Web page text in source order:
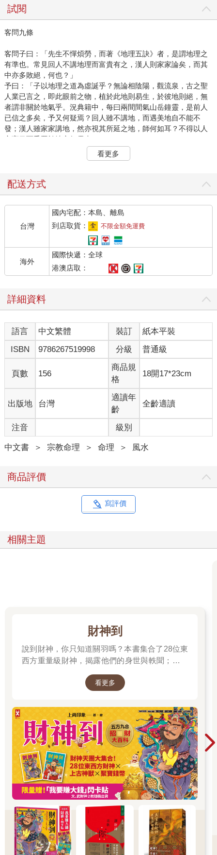
試閱
客問九條
客問子曰：「先生不憚煩勞，而著《地理五訣》者，是謂地理之
有準也。常見回人不講地理而富貴有之，漢人則家家論矣，而其
中亦多敗絕，何也？」
予曰：「子以地理之道為虛誕乎？無論相陰陽，觀流泉，古之聖
人業已言之，即此眼前之物，植於此地則易生，於彼地則絕，無
者謂非關於地氣乎。況典籍中，每曰兩間間氣山岳鐘靈，是前人
已信之多矣，予又何疑焉？回人雖不講地，而遇美地自不能不
發；漢人雖家家講地，然亦視其所延之地，師何如耳？不得以人
之盲目而委罪於地之無靈也。」
客曰：「信如先生言，則地理有準矣，富貴可求矣。則凡欲求大
富貴者，尋一大地以葬先靈，富貴即可操券而得乎？」
奇形怪穴、鬼神呵護，以待有德，非人力可求也。」
何必問地之吉凶乎？」
予曰：「子之言固是也，若夫既業地理之學而欲行道於時，則當
隨地大小為人造福。若亦曰『陰地不如心地』，則人又焉用彼為
客曰：「穿山透地、納甲挨星、巒頭理氣之法，前人多津津言
之。而先生獨不論及，豈前人之妄言而實無其理乎？」
予曰：「理之有無，予實不知，但試而未驗者，予不敢筆之於書
以誤後人。歷試而歷驗者，方敢公諸同志，予之書傳信而已。」
予曰：「富貴在龍穴，形家之說固未可輕也，然必『龍真穴
的』，則富貴可期。稍有差錯，難免敗絕。況其法繁難，非有力
者不能辨。予之書大小咸宜，便於人者也。」
客曰：「人每言《青囊經》非楊公之書，觀其卷首『楊公養老看
雌雄』之句便知，而先生深信之，何也？」
予曰：「如子言，則《論語》開首即『子曰』二字，是以《論
語》亦非孔子之書乎。蓋孔子之書及門所記楊公之書，其徒曾友
逆所述其論理頗詳悉，又皆屢試而屢驗，予焉得不深信？」
客曰：「先生之書，多載復驗舊塋之法，何也？」
予曰：「地理之道，應驗遲久，凡略知一二者，每皆胡言妄議，
昧己欺人。予不得已，故予覆驗舊塋之法反復言之，俾人人有所
把握，庶不為大言欺人者所惑。」
客曰：「先生於四科中既增『向訣』矣，而又有『向向法微』
論，毋乃過多乎？」
予曰：「『向訣』中只言水歸正庫（宜立向與不宜立向），而過
宮與過數宮，其言吉凶之大小，豈能一轍。且有同一向、同一水
口而言吉凶天淵者，不得不條入縷晰也。多言之誚，予知不免而
客曰：「先生是書出而天下遂無貧乏絕嗣之人乎？」
予曰：「不然也。夫古聖賢法言遺行滿天下，而不能使舉世盡為
上安先靈而福應子孫也。」
看更多
配送方式
台灣
國內宅配：本島、離島
到店取貨：
不限金額免運費
海外
國際快遞：全球
港澳店取：
詳細資料
語言 中文繁體 裝訂
紙本平裝
ISBN
9786267519998 分級 普通級
頁數 156
商品規
格
18開17*23cm
出版地 台灣
適讀年
齡
全齡適讀
注音 級別
中文書 ＞ 宗教命理 ＞ 命理 ＞ 風水
商品評價
寫評價
相關主題
財神到
說到財神，你只知道關羽嗎？本書集合了28位東
西方重量級財神，揭露他們的身世與軼聞；也介
慧與正能量；從神話、文學、歷史到民間信仰，
看更多